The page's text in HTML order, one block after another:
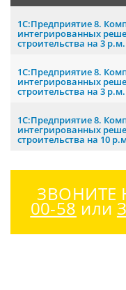
1С:Предприятие 8.
интегрированных
строительства на 3 р.м.
1С:Предприятие 8.
интегрированных
строительства на 3 р.м.
1С:Предприятие 8.
интегрированных
строительства на 10
ЗВОНИТЕ
00-58 или